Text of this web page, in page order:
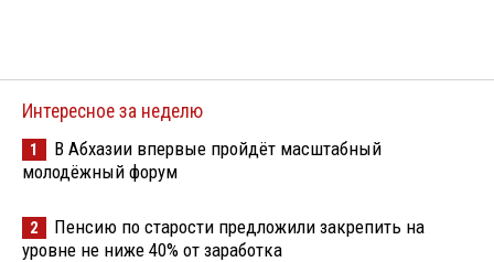
Интересное за неделю
1
В Абхазии впервые пройдёт масштабный
молодёжный форум
2
Пенсию по старости предложили закрепить на
уровне не ниже 40% от заработка